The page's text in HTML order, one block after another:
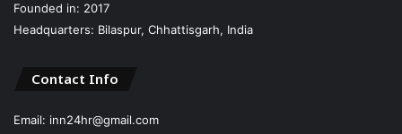
Founded in: 2017
Headquarters: Bilaspur, Chhattisgarh, India
Contact Info
Email: inn24hr@gmail.com